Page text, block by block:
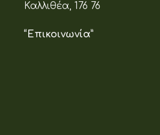
Καλλιθέα, 176 76
“Επικοινωνία”